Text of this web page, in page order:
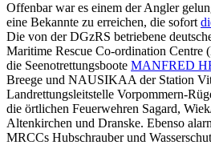
Offenbar war es einem der Angler
eine Bekannte zu erreichen, die sofort
Die von der DGzRS betriebene
Maritime Rescue Co-ordination Centre
die Seenotrettungsboote MANFRED
Breege und NAUSIKAA der Station
Landrettungsleitstelle Vorpommern-
die örtlichen Feuerwehren Sagard,
Altenkirchen und Dranske. Ebenso
MRCCs Hubschrauber und